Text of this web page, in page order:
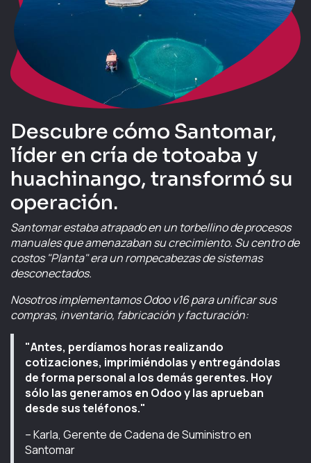
Descubre cómo Santomar,
líder en cría de totoaba y
huachinango, transformó su
operación.
Santomar estaba atrapado en un torbellino de procesos
manuales que amenazaban su crecimiento. Su centro de
costos "Planta" era un rompecabezas de sistemas
desconectados.
Nosotros implementamos Odoo v16 para unificar sus
compras, inventario, fabricación y facturación:
"Antes, perdíamos horas realizando
cotizaciones, imprimiéndolas y entregándolas
de forma personal a los demás gerentes. Hoy
sólo las generamos en Odoo y las aprueban
desde sus teléfonos."
– Karla, Gerente de Cadena de Suministro en
Santomar